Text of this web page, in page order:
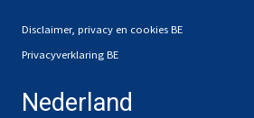
Disclaimer, privacy en cookies BE
Privacyverklaring BE
Nederland